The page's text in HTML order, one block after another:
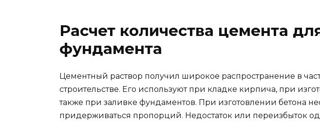
Расчет количества цемента
фундамента
Цементный раствор получил широкое распространение в
строительстве. Его используют при кладке кирпича, при
также при заливке фундаментов. При изготовлении бетона
придерживаться пропорций. Недостаток или переизбыток